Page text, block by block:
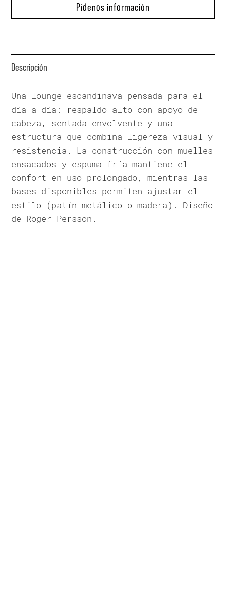
Pídenos información
Descripción
Una lounge escandinava pensada para el
día a día: respaldo alto con apoyo de
cabeza, sentada envolvente y una
estructura que combina ligereza visual y
resistencia. La construcción con muelles
ensacados y espuma fría mantiene el
confort en uso prolongado, mientras las
bases disponibles permiten ajustar el
estilo (patín metálico o madera). Diseño
de Roger Persson.